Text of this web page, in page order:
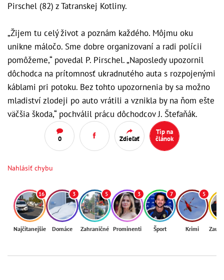
Pirschel (82) z Tatranskej Kotliny.
„Žijem tu celý život a poznám každého. Môjmu oku
unikne máločo. Sme dobre organizovaní a radi polícii
pomôžeme,“ povedal P. Pirschel. „Naposledy upozornil
dôchodca na prítomnosť ukradnutého auta s rozpojenými
káblami pri potoku. Bez tohto upozornenia by sa možno
mladiství zlodeji po auto vrátili a vznikla by na ňom ešte
väčšia škoda,“ pochválil prácu dôchodcov J. Štefaňák.
0 Zdieľať
Tip na
článok
Nahlásiť chybu
16
Najčítanejšie
3
Domáce
5
Zahraničné
3
Prominenti
7
Šport
5
Krimi